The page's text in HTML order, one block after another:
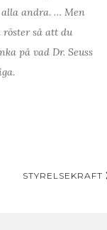
alla andra. … Men
så att du
på vad Dr. Seuss
STYRELSEKRAFT